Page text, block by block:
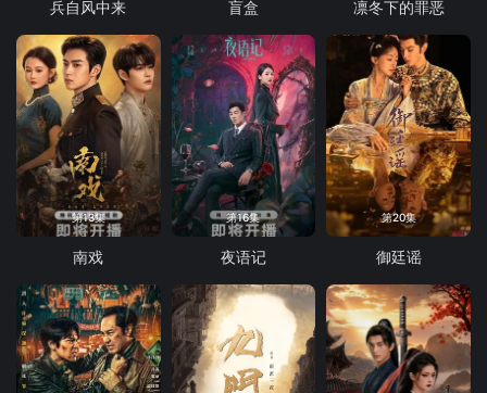
兵自风中来 盲盒 凛冬下的罪恶
第13集
南戏
第16集
夜语记
第20集
御廷谣